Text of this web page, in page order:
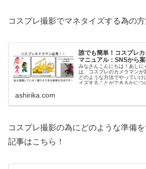
コスプレ撮影でマネタイズする為の方
誰でも簡単！コスプレ
マニュアル：SNSから
みなさんこんにちは！あしにゃ
は、コスプレのカメラマンが
どのような方法でやっていけ
イズすることができるかにつ
ashirika.com
コスプレ撮影の為にどのような準備
記事はこちら！